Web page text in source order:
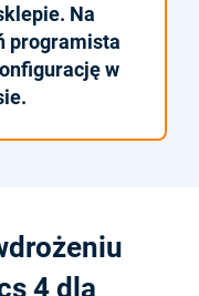
Na
programista
w
4 dla